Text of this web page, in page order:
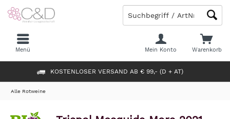
KOSTENLOSER VERSAND AB € 99,- (D + AT)
Warenkorb
Mein Konto
Menü
Alle Rotweine